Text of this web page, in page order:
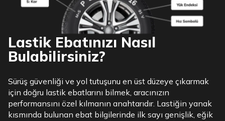
Lastik Ebatınızı Nasıl
Bulabilirsiniz?
Sürüş güvenliği ve yol tutuşunu en üst düzeye çıkarmak
için doğru lastik ebatlarını bilmek, aracınızın
performansını özel kılmanın anahtarıdır. Lastiğin yanak
kısmında bulunan ebat bilgilerinde ilk sayı genişlik, eğik